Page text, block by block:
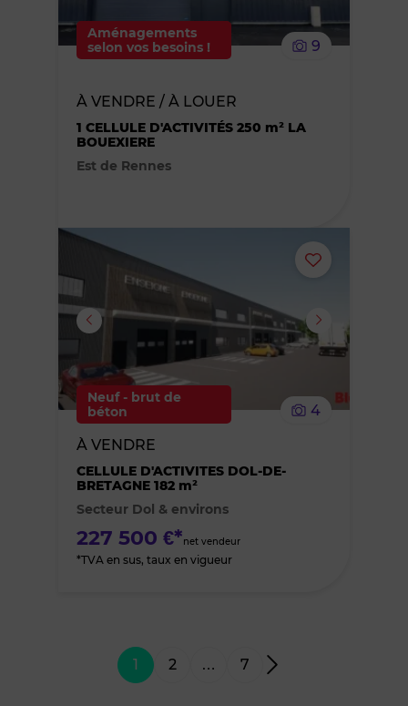
le
Aménagements
selon vos besoins !
9
À VENDRE / À LOUER
1 CELLULE D'ACTIVITÉS 250 m² LA
BOUEXIERE
Est de Rennes
Ajouter
supprimer
Neuf - brut de
béton
4
À VENDRE
CELLULE D'ACTIVITES DOL-DE-
BRETAGNE 182 m²
Secteur Dol & environs
227 500 €*net vendeur
*TVA en sus, taux en vigueur
1 2 … 7